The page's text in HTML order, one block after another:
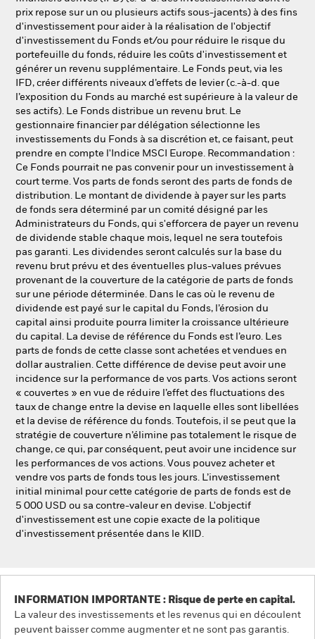
prix repose sur un ou plusieurs actifs sous-jacents) à des fins
d'investissement pour aider à la réalisation de l'objectif
d'investissement du Fonds et/ou pour réduire le risque du
portefeuille du fonds, réduire les coûts d'investissement et
générer un revenu supplémentaire. Le Fonds peut, via les
IFD, créer différents niveaux d’effets de levier (c.-à-d. que
l’exposition du Fonds au marché est supérieure à la valeur de
ses actifs). Le Fonds distribue un revenu brut. Le
gestionnaire financier par délégation sélectionne les
investissements du Fonds à sa discrétion et, ce faisant, peut
prendre en compte l'Indice MSCI Europe. Recommandation :
Ce Fonds pourrait ne pas convenir pour un investissement à
court terme. Vos parts de fonds seront des parts de fonds de
distribution. Le montant de dividende à payer sur les parts
de fonds sera déterminé par un comité désigné par les
Administrateurs du Fonds, qui s'efforcera de payer un revenu
de dividende stable chaque mois, lequel ne sera toutefois
pas garanti. Les dividendes seront calculés sur la base du
revenu brut prévu et des éventuelles plus-values prévues
provenant de la couverture de la catégorie de parts de fonds
sur une période déterminée. Dans le cas où le revenu de
dividende est payé sur le capital du Fonds, l’érosion du
capital ainsi produite pourra limiter la croissance ultérieure
du capital. La devise de référence du Fonds est l’euro. Les
parts de fonds de cette classe sont achetées et vendues en
dollar australien. Cette différence de devise peut avoir une
incidence sur la performance de vos parts. Vos actions seront
« couvertes » en vue de réduire l’effet des fluctuations des
taux de change entre la devise en laquelle elles sont libellées
et la devise de référence du fonds. Toutefois, il se peut que la
stratégie de couverture n’élimine pas totalement le risque de
change, ce qui, par conséquent, peut avoir une incidence sur
les performances de vos actions. Vous pouvez acheter et
vendre vos parts de fonds tous les jours. L’investissement
initial minimal pour cette catégorie de parts de fonds est de
5 000 USD ou sa contre-valeur en devise. L'objectif
d'investissement est une copie exacte de la politique
d'investissement présentée dans le KIID.
INFORMATION IMPORTANTE : Risque de perte en capital.
La valeur des investissements et les revenus qui en découlent
peuvent baisser comme augmenter et ne sont pas garantis.